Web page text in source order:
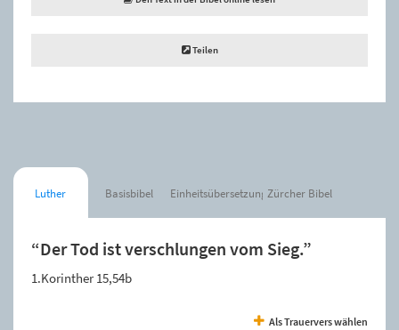
Teilen
Luther Basisbibel Einheitsübersetzung Zürcher Bibel
“Der Tod ist verschlungen vom Sieg.”
1.Korinther 15,54b
Als Trauervers wählen